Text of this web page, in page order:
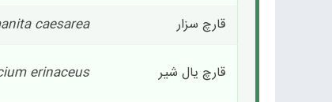
قارچ سزار
caesarea
قارچ یال شیر erinaceus